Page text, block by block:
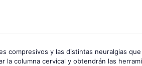
compresivos y las distintas neuralgias
columna cervical y obtendrán las